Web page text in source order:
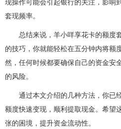
现操作可能会引起银行的关注，影响
套现频率。
总结来说，羊小咩享花卡的额度
的技巧，你就能轻松在五分钟内将额
然，任何时候都要确保自己的资金安
的风险。
通过本文介绍的几种方法，你已
额度快速变现，顺利提取现金。希望
张的困境，提升资金流动性。